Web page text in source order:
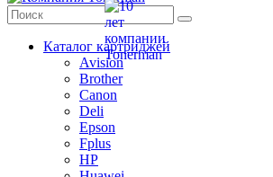
Каталог картриджей
Avision
Brother
Canon
Deli
Epson
Fplus
HP